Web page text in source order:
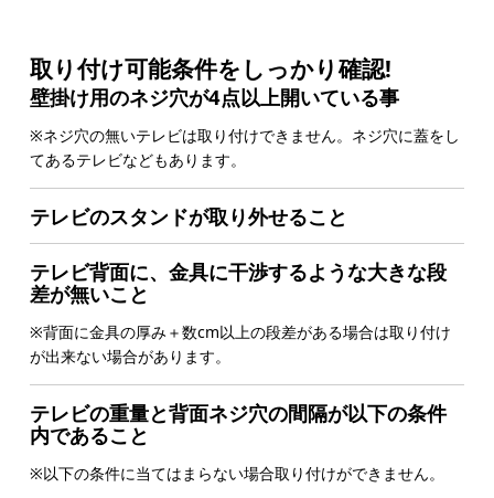
取り付け可能条件をしっかり確認!
壁掛け用のネジ穴が4点以上開いている事
※ネジ穴の無いテレビは取り付けできません。ネジ穴に蓋をし
てあるテレビなどもあります。
テレビのスタンドが取り外せること
テレビ背面に、金具に干渉するような大きな段
差が無いこと
※背面に金具の厚み＋数cm以上の段差がある場合は取り付け
が出来ない場合があります。
テレビの重量と背面ネジ穴の間隔が以下の条件
内であること
※以下の条件に当てはまらない場合取り付けができません。